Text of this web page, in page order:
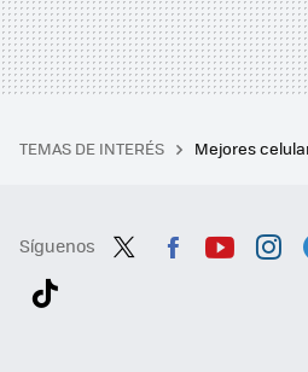
TEMAS DE INTERÉS Mejores
Síguenos